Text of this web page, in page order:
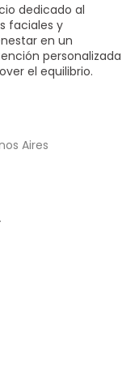
dedicado al
faciales y
en un
personalizada
el equilibrio.
Aires